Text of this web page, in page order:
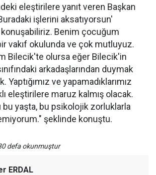
eleştirilere yanıt veren Başkan
işlerini aksatıyorsun'
Benim çocuğum
vakıf okulunda ve çok mutluyuz.
Bilecik'te olursa eğer Bilecik'in
arkadaşlarından duymak
Yaptığımız ve yapamadıklarımız
eleştirilere maruz kalmış olacak.
yaşta, bu psikolojik zorluklarla
şeklinde konuştu.
defa okunmuştur
ERDAL